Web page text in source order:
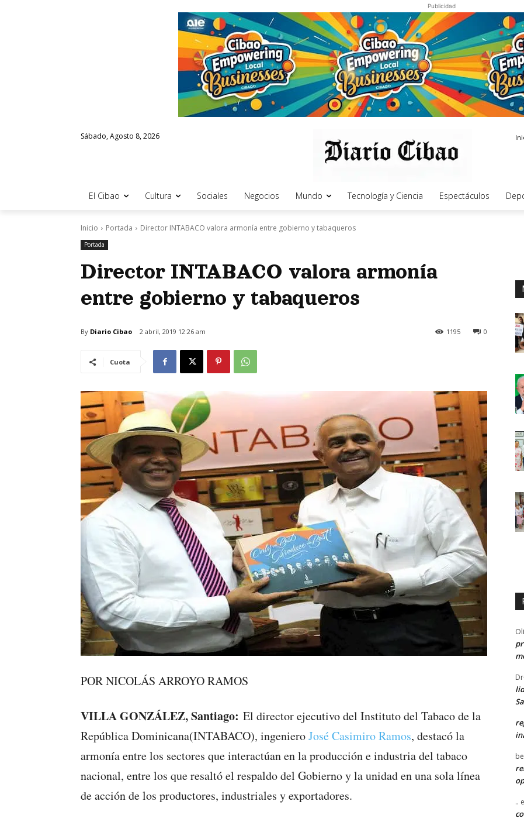
Publicidad
Sábado, Agosto 8, 2026
El Cibao Cultura Sociales Negocios Mundo Tecnología y Ciencia Espectáculos
Inicio Portada Director INTABACO valora armonía entre gobierno y tabaqueros
Portada
Director INTABACO valora armonía
entre gobierno y tabaqueros
By Diario Cibao 2 abril, 2019 12:26 am 0
1195
Cuota
POR NICOLÁS ARROYO RAMOS
VILLA GONZÁLEZ, Santiago: El director ejecutivo del Instituto del Tabaco de la
República Dominicana(INTABACO), ingenieroJosé Casimiro Ramos, destacó la
armonía entre los sectores que interactúan en la producción e industria del tabaco
nacional, entre los que resaltó el respaldo del Gobierno y la unidad en una sola línea
de acción de los productores, industriales y exportadores.
..